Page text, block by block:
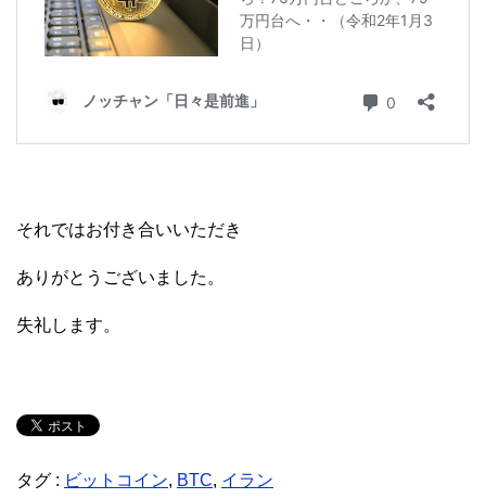
それではお付き合いいただき
ありがとうございました。
失礼します。
タグ : ビットコイン, BTC, イラン